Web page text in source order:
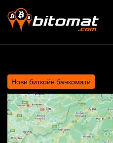
Нови биткойн банкомати